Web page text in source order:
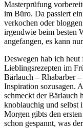
Masterprüfung
im Büro. Da passiert
verkochen oder
irgendwie beim besten
angefangen, es kann
Deswegen hab ich
Lieblingsrezepten im
Bärlauch – Rhabarber
Inspiration sozusagen.
schmeckt der Bärlauch
knoblauchig und selbst
Morgen gibts den
schon gespannt, was